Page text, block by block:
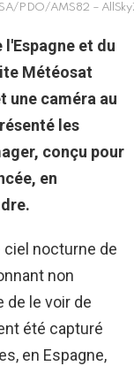
PDO/AMS82 –
et du
Météosat
une caméra au
les
conçu pour
en
ciel nocturne de
non
de le voir de
été capturé
en Espagne,